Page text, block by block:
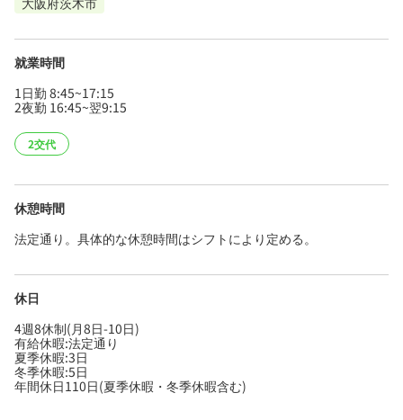
就業時間
1日勤 8:45~17:15
2夜勤 16:45~翌9:15
2交代
休憩時間
法定通り。具体的な休憩時間はシフトにより定める。
休日
4週8休制(月8日-10日)
有給休暇:法定通り
夏季休暇:3日
冬季休暇:5日
年間休日110日(夏季休暇・冬季休暇含む)